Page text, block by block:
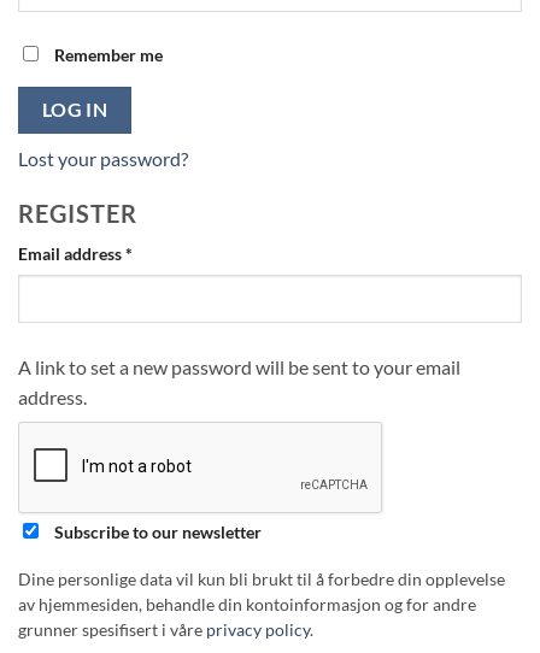
Remember me
LOG IN
Lost your password?
REGISTER
Email address*
A link to set a new password will be sent to your email
address.
Subscribe to our newsletter
Dine personlige data vil kun bli brukt til å forbedre din opplevelse
av hjemmesiden, behandle din kontoinformasjon og for andre
grunner spesifisert i våre privacy policy.